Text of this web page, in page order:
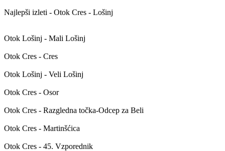
Najlepši izleti - Otok Cres - Lošinj
Otok Lošinj - Mali Lošinj
Otok Cres - Cres
Otok Lošinj - Veli Lošinj
Otok Cres - Osor
Otok Cres - Razgledna točka-Odcep za Beli
Otok Cres - Martinšćica
Otok Cres - 45. Vzporednik